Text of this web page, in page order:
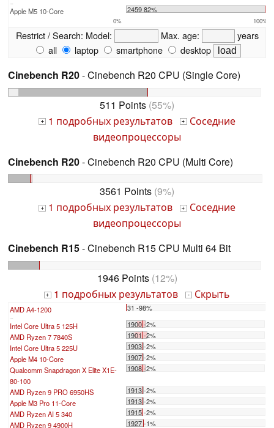
Apple M5 10-Core 2459 82%
0% 100%
Restrict / Search: Model: Max. age:
years
all
laptop smartphone desktop
Cinebench R20- Cinebench R20 CPU (Single Core)
511 Points (55%)
+ 1 подробных результатов + Соседние
видеопроцессоры
Cinebench R20- Cinebench R20 CPU (Multi Core)
3561 Points (9%)
+ 1 подробных результатов + Соседние
видеопроцессоры
Cinebench R15- Cinebench R15 CPU Multi 64 Bit
1946 Points(12%)
+ 1 подробных результатов - Скрыть
AMD A4-1200 31 -98%
...
Intel Core Ultra 5 125H
1900 -2%
AMD Ryzen 7 7840S
1901 -2%
Intel Core Ultra 5 225U
1903 -2%
Apple M4 10-Core
1907 -2%
Qualcomm Snapdragon X Elite X1E-
80-100
1908 -2%
AMD Ryzen 9 PRO 6950HS
1913 -2%
Apple M3 Pro 11-Core
1913 -2%
AMD Ryzen AI 5 340
1915 -2%
AMD Ryzen 9 4900H
1927 -1%